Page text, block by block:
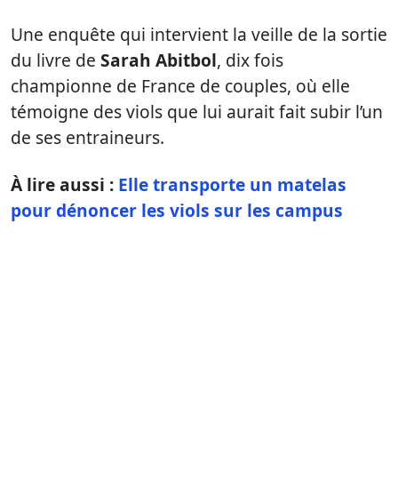
Une enquête qui intervient la veille de la sortie
du livre de Sarah Abitbol, dix fois
championne de France de couples, où elle
témoigne des viols que lui aurait fait subir l’un
de ses entraineurs.
À lire aussi : Elle transporte un matelas
pour dénoncer les viols sur les campus